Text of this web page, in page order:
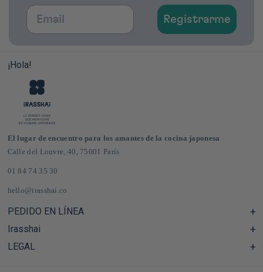
Email
Registrarme
¡Hola!
El lugar de encuentro para los amantes de la cocina japonesa
Calle del Louvre, 40, 75001 París
01 84 74 35 30
hello@irasshai.co
PEDIDO EN LÍNEA
Centro de ayuda y preguntas frecuentes
Envíos y gastos de envío en Francia y Europa
Irasshai
Horario de la sede de la calle del Louvre, 40, París
LEGAL